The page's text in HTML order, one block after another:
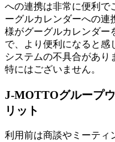
への連携は非常に便利で
ーグルカレンダーへの連
様がグーグルカレンダー
で、より便利になると感
システムの不具合があり
特にはございません。
J-MOTTOグループ
リット
利用前は商談やミーティ